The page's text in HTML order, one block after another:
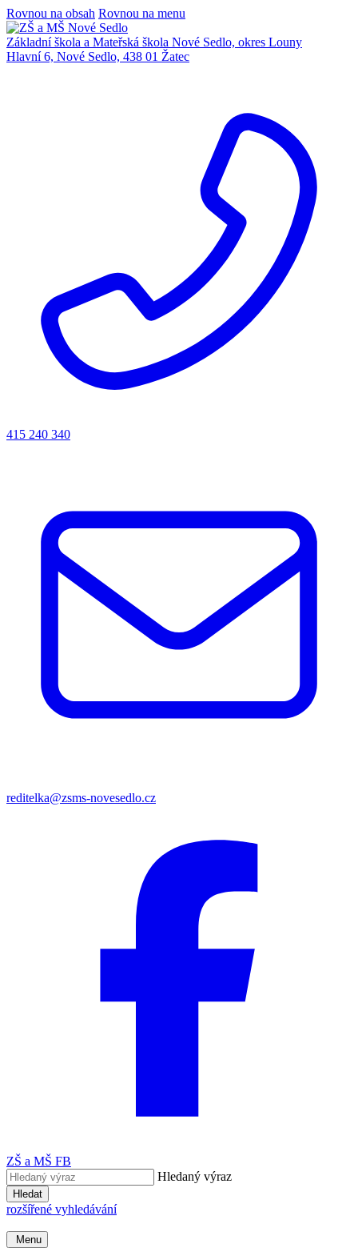
Rovnou na obsah Rovnou na menu
Základní škola a Mateřská škola Nové Sedlo, okres Louny
Hlavní 6, Nové Sedlo, 438 01 Žatec
415 240 340
reditelka@zsms-novesedlo.cz
ZŠ a MŠ FB
Hledaný výraz
Hledat
rozšířené vyhledávání
Menu